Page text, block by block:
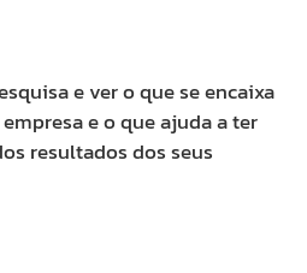
e ver o que se encaixa
e o que ajuda a ter
resultados dos seus